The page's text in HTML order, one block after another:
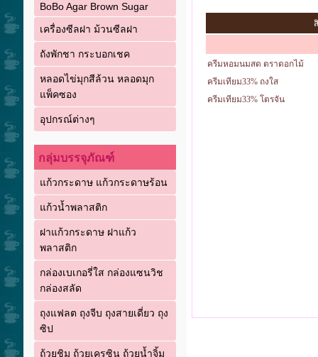
BoBo Agar Brown Sugar
เครื่องซีลฝา ม้วนซีลฝา
ถังพักชา กระบอกเชค
หลอดไข่มุกสีล้วน หลอดมุก
แพ็คซอง
อุปกรณ์ต่างๆ
กลุ่มบรรจุภัณฑ์
แก้วกระดาษ แก้วกระดาษร้อน
แก้วน้ำพลาสติก
ฝาแก้วกระดาษ ฝาแก้ว
พลาสติก
กล่องเบเกอรี่ใส กล่องแซนวิช
กล่องสลัด
ถุงแฟลต ถุงจีบ ถุงสายเดี่ยว ถุง
ซิป
ถ้วยชิม ถ้วยเครซิน ถ้วยน้ำจิ้ม
ครีมหอมนมสด ตราดอกไม้
ครีมเทียม33% ถงใส
ครีมเทียม33% โตรจัน